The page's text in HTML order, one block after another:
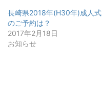
長崎県2018年(H30年)成人式
のご予約は？
2017年2月18日
お知らせ